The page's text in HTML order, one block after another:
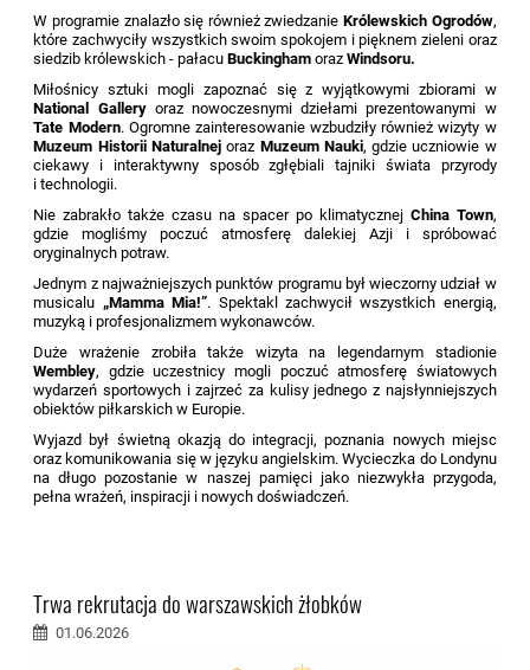
W programie znalazło się również zwiedzanieKrólewskich Ogrodów,
które zachwyciły wszystkich swoim spokojem i pięknem zieleni oraz
siedzib królewskich - pałacu BuckinghamorazWindsoru.
Miłośnicy sztuki mogli zapoznać się z wyjątkowymi zbiorami w
National Galleryoraz nowoczesnymi dziełami prezentowanymi w
Tate Modern. Ogromne zainteresowanie wzbudziły również wizyty w
Muzeum Historii Naturalnejoraz Muzeum Nauki, gdzie uczniowie w
ciekawy i interaktywny sposób zgłębiali tajniki świata przyrody
i technologii.
Nie zabrakło także czasu na spacer po klimatycznej China Town,
gdzie mogliśmy poczuć atmosferę dalekiej Azji i spróbować
oryginalnych potraw.
Jednym z najważniejszych punktów programu był wieczorny udział w
musicalu „Mamma Mia!”. Spektakl zachwycił wszystkich energią,
muzyką i profesjonalizmem wykonawców.
Duże wrażenie zrobiła także wizyta na legendarnym stadionie
Wembley, gdzie uczestnicy mogli poczuć atmosferę światowych
wydarzeń sportowych i zajrzeć za kulisy jednego z najsłynniejszych
obiektów piłkarskich w Europie.
Wyjazd był świetną okazją do integracji, poznania nowych miejsc
oraz komunikowania się w języku angielskim. Wycieczka do Londynu
na długo pozostanie w naszej pamięci jako niezwykła przygoda,
pełna wrażeń, inspiracji i nowych doświadczeń.
Trwa rekrutacja do warszawskich żłobków
01.06.2026